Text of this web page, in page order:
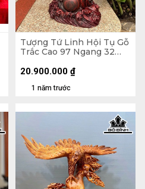
Tượng Tứ Linh Hội Tụ Gỗ
Trắc Cao 97 Ngang 32
1 năm trước
20.900.000 ₫